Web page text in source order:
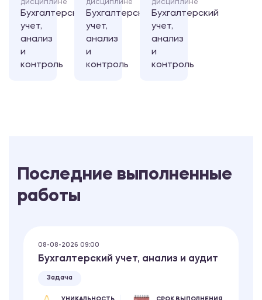
дисциплине
Бухгалтерский
учет,
анализ
и
контроль
дисциплине
Бухгалтерский
учет,
анализ
и
контроль
дисциплине
Бухгалтерский
учет,
анализ
и
контроль
Последние выполненные
работы
08-08-2026 09:00
Бухгалтерский учет, анализ и аудит
Задача